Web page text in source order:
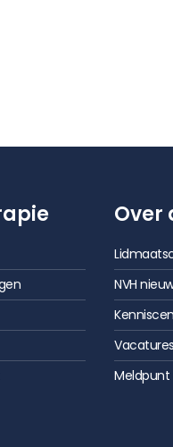
Over
NVH
Vacatures